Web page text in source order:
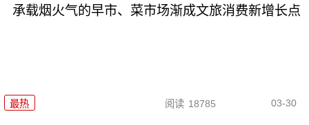
承载烟火气的早市、菜市场渐成文旅消费新增长点
最热 阅读 18785 03-30